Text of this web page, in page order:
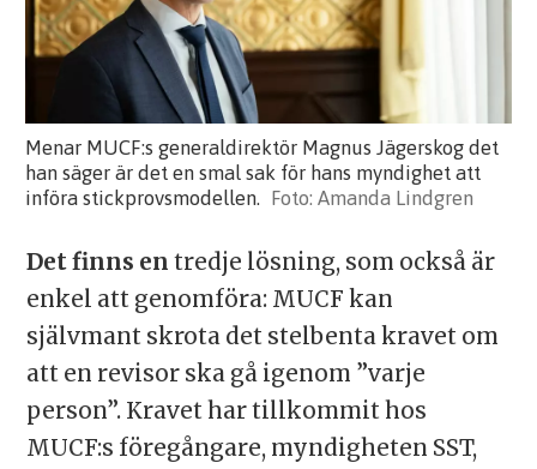
Menar MUCF:s generaldirektör Magnus Jägerskog det
han säger är det en smal sak för hans myndighet att
införa stickprovsmodellen.
Amanda Lindgren
Det finns en tredje lösning, som också är
enkel att genomföra: MUCF kan
självmant skrota det stelbenta kravet om
att en revisor ska gå igenom ”varje
person”. Kravet har tillkommit hos
MUCF:s föregångare, myndigheten SST,